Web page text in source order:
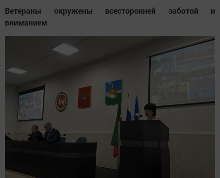
Ветераны окружены всесторонней заботой и
вниманием